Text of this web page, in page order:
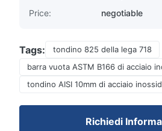
Price:
negotiable
Tags:
tondino 825 della lega 718
barra vuota ASTM B166 di acciaio
tondino AISI 10mm di acciaio
Richiedi